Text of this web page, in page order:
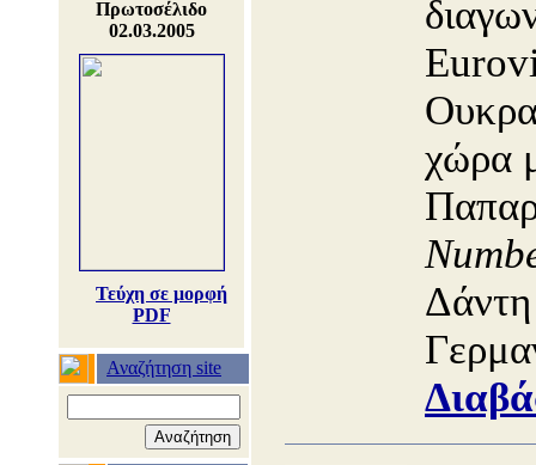
Πρωτοσέλιδο
02.03.2005
Τεύχη σε μορφή
PDF
Αναζήτηση site
χώρα
Δάντη